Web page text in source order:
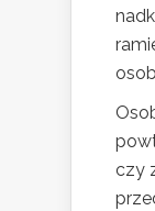
czy